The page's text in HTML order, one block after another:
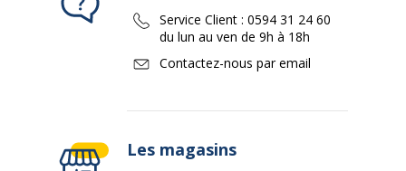
Service Client : 0594 31 24 60
du lun au ven de 9h à 18h
Contactez-nous par email
Les magasins